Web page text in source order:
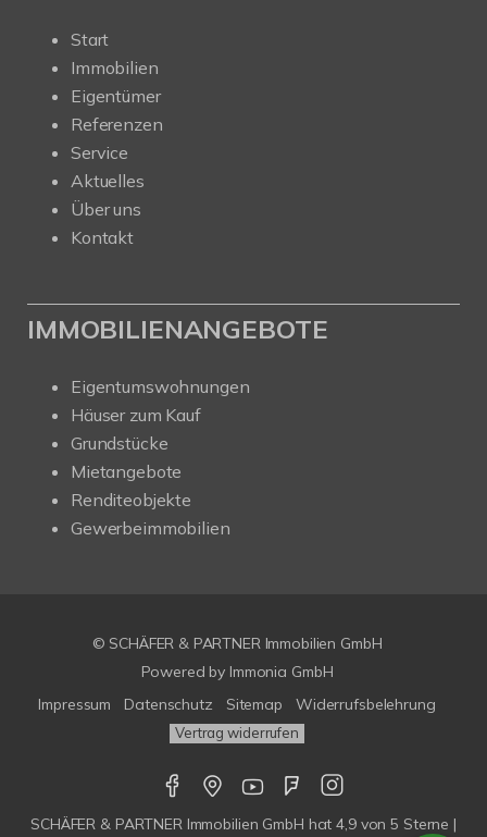
Start
Immobilien
Eigentümer
Referenzen
Service
Aktuelles
Über uns
Kontakt
IMMOBILIENANGEBOTE
Eigentumswohnungen
Häuser zum Kauf
Grundstücke
Mietangebote
Renditeobjekte
Gewerbeimmobilien
© SCHÄFER & PARTNER Immobilien GmbH
Powered by Immonia GmbH
Impressum
Datenschutz Sitemap Widerrufsbelehrung
Vertrag widerrufen
SCHÄFER & PARTNER Immobilien GmbH hat4,9von5 Sterne |